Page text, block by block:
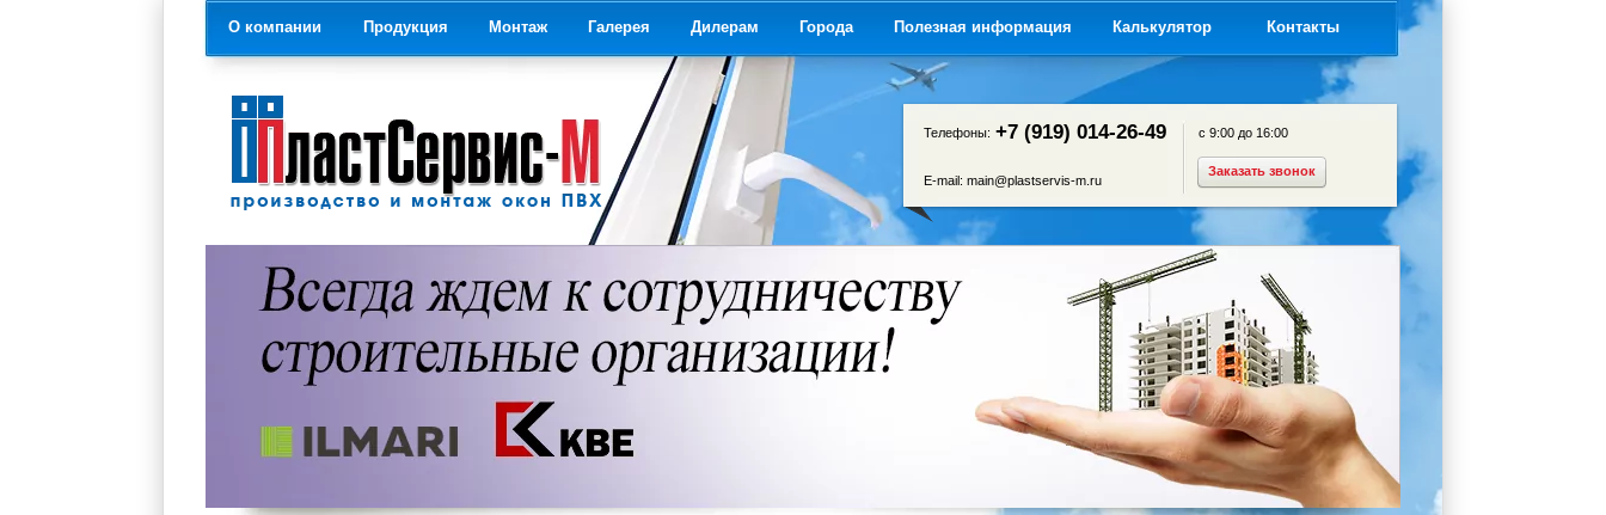
Телефоны: +7 (919) 014-26-49
E-mail: main@plastservis-m.ru
с 9:00 до 16:00
Заказать звонок
О компании Продукция Монтаж Галерея Дилерам Города Полезная информация Калькулятор Контакты